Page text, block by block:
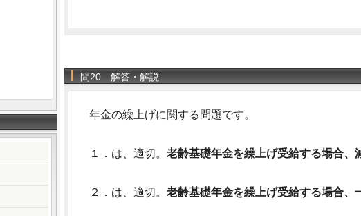
問20 解答・解説
年金の繰上げに関する問題です。
１．は、適切。 老齢基礎年金を繰上げ受給する場合、
２．は、適切。 老齢基礎年金を繰上げ受給する場合、